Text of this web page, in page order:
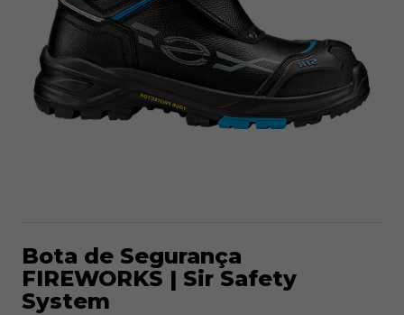
Bota de Segurança
FIREWORKS | Sir Safety
System​